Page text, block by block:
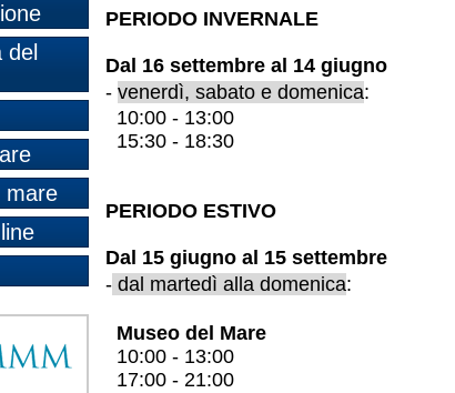
del
mare
PERIODO INVERNALE
Dal 16 settembre al 14 giugno
- venerdì, sabato e domenica:
10:00 - 13:00
15:30 - 18:30
PERIODO ESTIVO
Dal 15 giugno al 15 settembre
- dal martedì alla domenica:
Museo del Mare
10:00 - 13:00
17:00 - 21:00